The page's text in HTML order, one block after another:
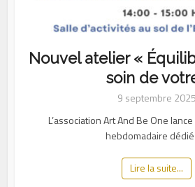
Nouvel atelier «
soin de
9 septembre 2025
L’association Art And Be One
hebdomadaire dédié
Lire la suite...